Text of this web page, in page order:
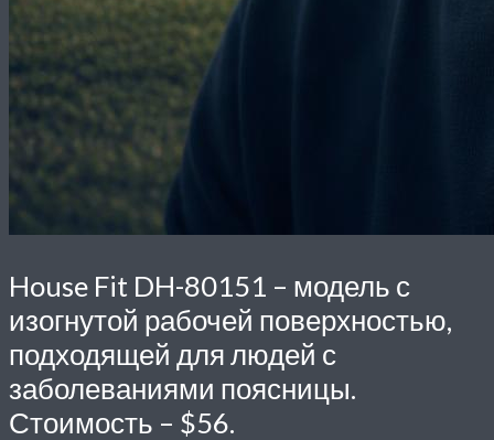
House Fit DH-80151 – модель с
изогнутой рабочей поверхностью,
подходящей для людей с
заболеваниями поясницы.
Стоимость – $56.